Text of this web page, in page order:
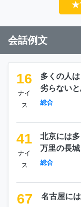
★
会話例文
16
ナイ
ス
多くの人
劣らないと
総合
41
ナイ
ス
北京には
万里の長城
総合
67 名古屋に